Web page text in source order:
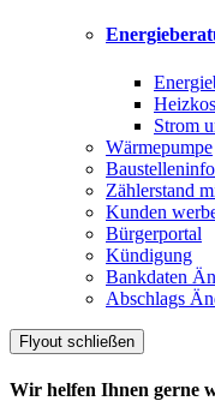
Strom
Wärmepumpe
Zählerstand
Kunden
Bürgerportal
Kündigung
Bankdaten
Abschlags
Flyout schließen
Wir helfen Ihnen gerne